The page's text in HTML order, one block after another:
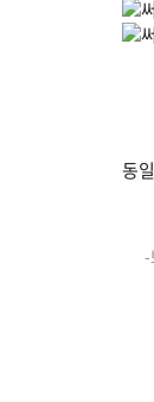
동
-